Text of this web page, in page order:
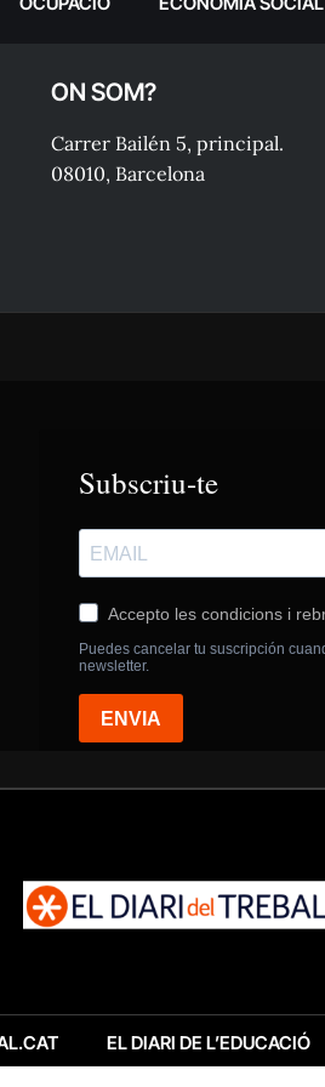
ON SOM?
Carrer Bailén 5, principal.
08010, Barcelona
EL DIARI DE L’EDUCACIÓ